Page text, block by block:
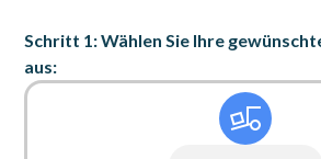
Schritt 1: Wählen Sie Ihre
aus: